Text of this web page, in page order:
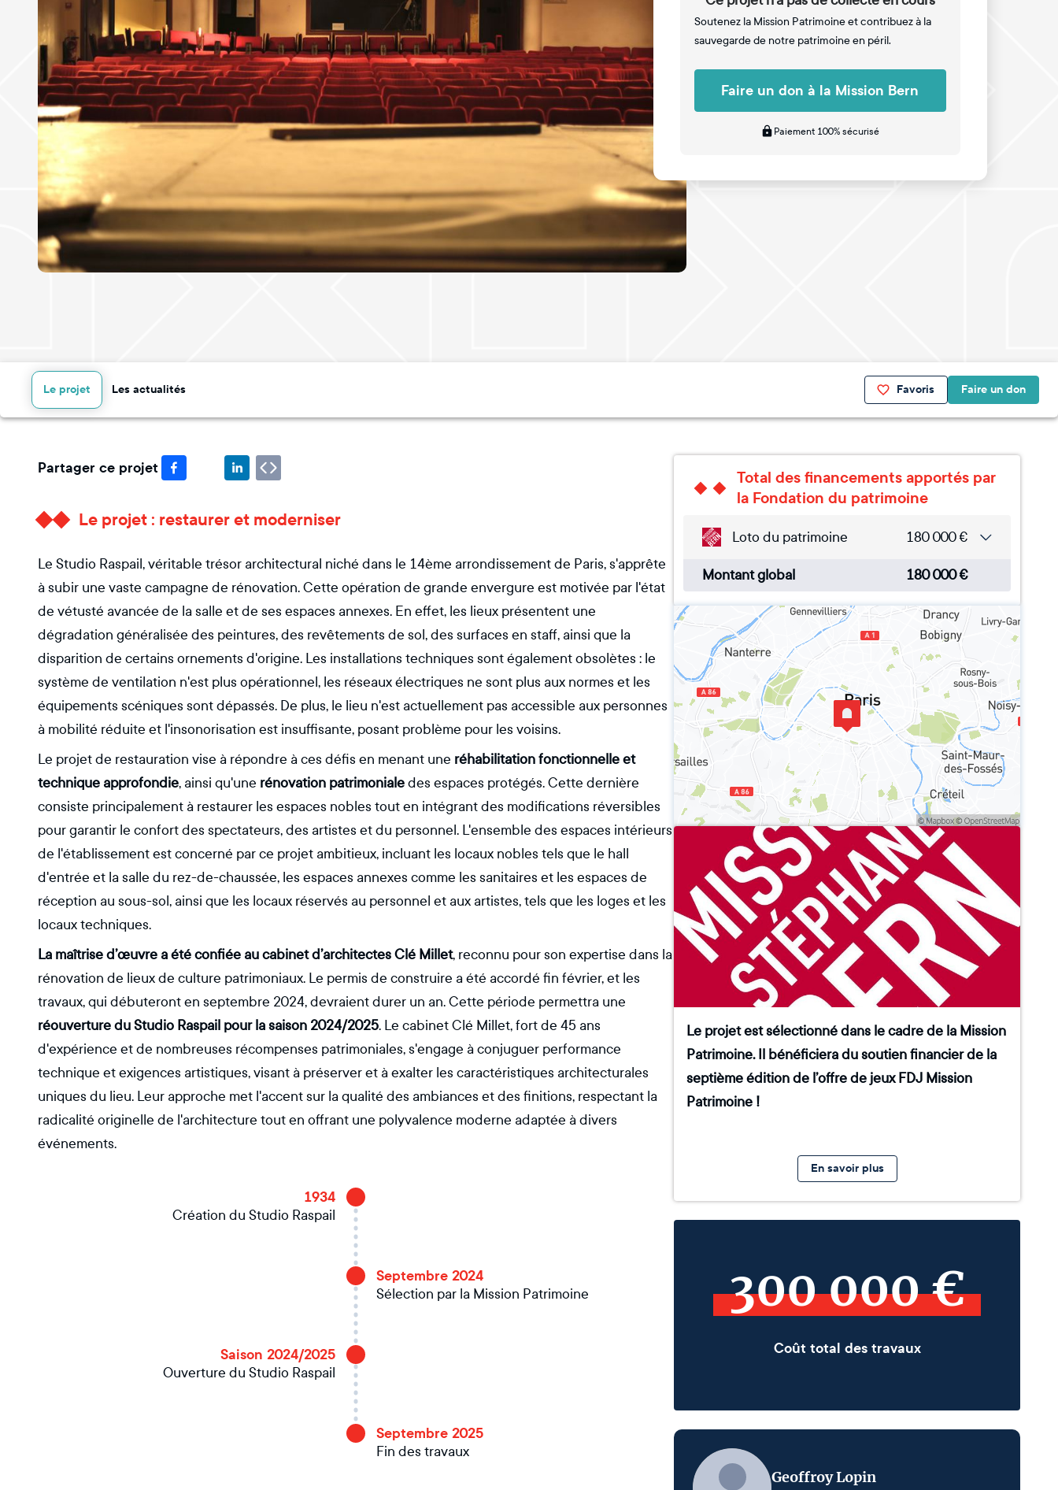
Soutenez la Mission Patrimoine et contribuez à la
sauvegarde de notre patrimoine en péril.
Faire un don à la Mission Bern
Paiement 100% sécurisé
Favoris Faire un don
Le projet Les actualités
Partager ce projet
Le projet : restaurer et moderniser
Le Studio Raspail, véritable trésor architectural niché dans le 14ème arrondissement de Paris, s'apprête
à subir une vaste campagne de rénovation. Cette opération de grande envergure est motivée par l'état
de vétusté avancée de la salle et de ses espaces annexes. En effet, les lieux présentent une
dégradation généralisée des peintures, des revêtements de sol, des surfaces en staff, ainsi que la
disparition de certains ornements d'origine. Les installations techniques sont également obsolètes : le
système de ventilation n'est plus opérationnel, les réseaux électriques ne sont plus aux normes et les
équipements scéniques sont dépassés. De plus, le lieu n'est actuellement pas accessible aux personnes
à mobilité réduite et l'insonorisation est insuffisante, posant problème pour les voisins.
Le projet de restauration vise à répondre à ces défis en menant une réhabilitation fonctionnelle et
technique approfondie, ainsi qu'une rénovation patrimonialedes espaces protégés. Cette dernière
consiste principalement à restaurer les espaces nobles tout en intégrant des modifications réversibles
pour garantir le confort des spectateurs, des artistes et du personnel. L'ensemble des espaces intérieurs
de l'établissement est concerné par ce projet ambitieux, incluant les locaux nobles tels que le hall
d'entrée et la salle du rez-de-chaussée, les espaces annexes comme les sanitaires et les espaces de
réception au sous-sol, ainsi que les locaux réservés au personnel et aux artistes, tels que les loges et les
locaux techniques.
La maîtrise d’œuvre a été confiée au cabinet d’architectes Clé Millet, reconnu pour son expertise dans la
rénovation de lieux de culture patrimoniaux. Le permis de construire a été accordé fin février, et les
travaux, qui débuteront en septembre 2024, devraient durer un an. Cette période permettra une
réouverture du Studio Raspail pour la saison 2024/2025. Le cabinet Clé Millet, fort de 45 ans
d'expérience et de nombreuses récompenses patrimoniales, s'engage à conjuguer performance
technique et exigences artistiques, visant à préserver et à exalter les caractéristiques architecturales
uniques du lieu. Leur approche met l'accent sur la qualité des ambiances et des finitions, respectant la
radicalité originelle de l'architecture tout en offrant une polyvalence moderne adaptée à divers
événements.
1934
Création du Studio Raspail
Septembre 2024
Sélection par la Mission Patrimoine
Saison 2024/2025
Ouverture du Studio Raspail
Septembre 2025
Fin des travaux
Total des financements apportés par
la Fondation du patrimoine
Loto du patrimoine 180 000€
Montant global 180 000€
Le projet est sélectionné dans le cadre de la Mission
Patrimoine. Il bénéficiera du soutien financier de la
septième édition de l’offre de jeux FDJ Mission
Patrimoine !
En savoir plus
300 000 €
Coût total des travaux
Geoffroy Lopin